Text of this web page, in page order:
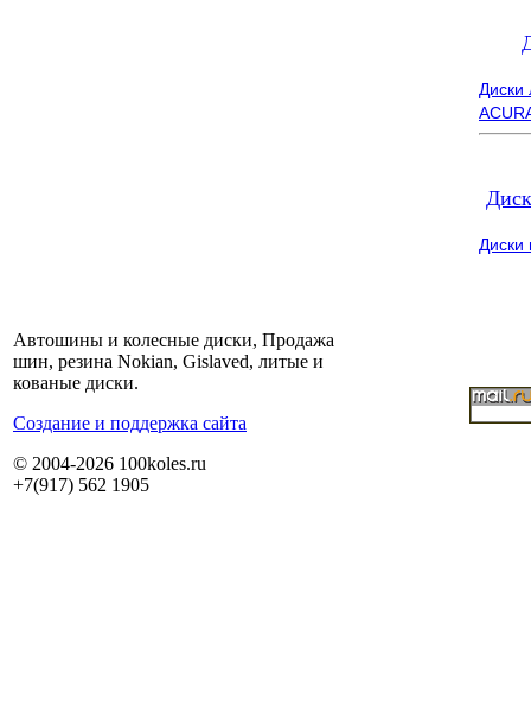
Диски
Автошины и колесные диски, Продажа
шин, резина Nokian, Gislaved, литые и
кованые диски.
Cоздание и поддержка сайта
© 2004-2026 100koles.ru
+7(917) 562 1905